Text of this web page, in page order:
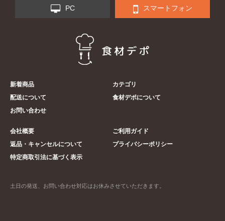
PC スマートフォン
新着商品
カテゴリ
配送について
食材デポについて
お問い合わせ
会社概要
ご利用ガイド
返品・キャンセルについて
プライバシーポリシー
特定商取引法に基づく表示
土日の発送、お問い合わせ対応はお休みさせていただきます。